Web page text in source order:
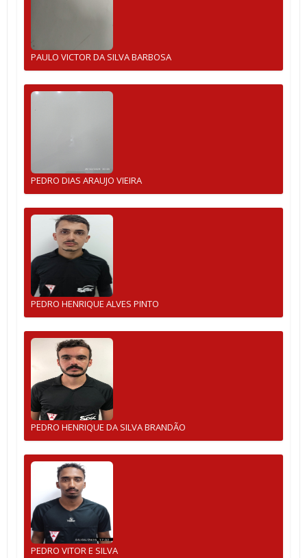
PAULO VICTOR DA SILVA BARBOSA
PEDRO DIAS ARAUJO VIEIRA
PEDRO HENRIQUE ALVES PINTO
PEDRO HENRIQUE DA SILVA BRANDÃO
PEDRO VITOR E SILVA